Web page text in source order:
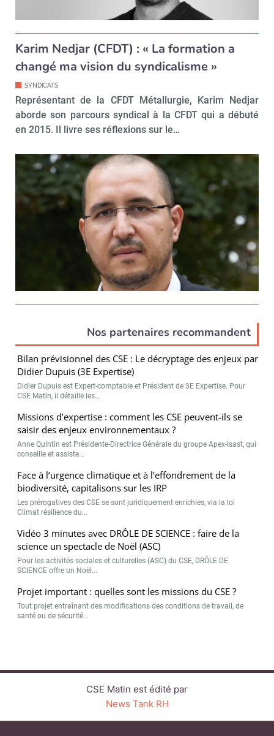
Karim Nedjar (CFDT) : « La formation a
changé ma vision du syndicalisme »
SYNDICATS
Représentant de la CFDT Métallurgie, Karim Nedjar
aborde son parcours syndical à la CFDT qui a débuté
en 2015. Il livre ses réflexions sur le…
Nos partenaires recommandent
Bilan prévisionnel des CSE : Le décryptage des enjeux par
Didier Dupuis (3E Expertise)
Didier Dupuis est Expert-comptable et Président de 3E Expertise. Pour
CSE Matin, il détaille les...
Missions d’expertise : comment les CSE peuvent-ils se
saisir des enjeux environnementaux ?
Anne Quintin est Présidente-Directrice Générale du groupe Apex-Isast, qui
conseille et assiste...
Face à l’urgence climatique et à l’effondrement de la
biodiversité, capitalisons sur les IRP
Les prérogatives des CSE se sont juridiquement enrichies, via la loi
Climat résilience du...
Vidéo 3 minutes avec DRÔLE DE SCIENCE : faire de la
science un spectacle de Noël (ASC)
Pour les activités sociales et culturelles (ASC) du CSE, DRÔLE DE
SCIENCE offre un Noël...
Projet important : quelles sont les missions du CSE ?
Tout projet entraînant des modifications des conditions de travail, de
santé ou de sécurité...
CSE Matin est édité par
News Tank RH